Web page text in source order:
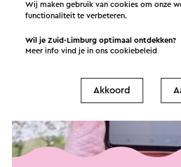
Wij maken gebruik van cookies om onze
functionaliteit te verbeteren.
Wil je Zuid-Limburg optimaal ontdekken?
Meer info vind je in onscookiebeleid
Akkoord